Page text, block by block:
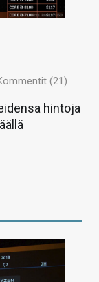
(21)
hintoja